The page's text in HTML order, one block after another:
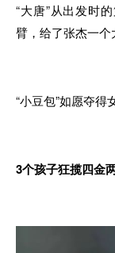
“大唐”从出发时
臂，给了张杰一
“小豆包”如愿夺得
3个孩子狂揽四金